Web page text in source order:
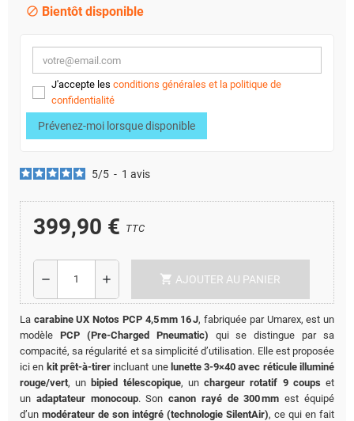
block Bientôt disponible
J'accepte les conditions générales et la politique de
confidentialité
Prévenez-moi lorsque disponible
5/5 - 1 avis
399,90 € TTC
remove add shopping_cart AJOUTER AU PANIER
La carabine UX Notos PCP 4,5 mm 16 J, fabriquée par Umarex, est un
modèle PCP (Pre‑Charged Pneumatic) qui se distingue par sa
compacité, sa régularité et sa simplicité d’utilisation. Elle est proposée
ici en kit prêt-à-tirerincluant une lunette 3‑9×40 avec réticule illuminé
rouge/vert, un bipied télescopique, unchargeur rotatif 9 coupset
un adaptateur monocoup. Soncanon rayé de 300 mm est équipé
d’un modérateur de son intégré (technologie SilentAir), ce qui en fait